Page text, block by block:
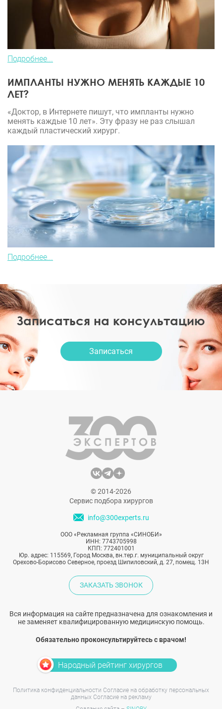
Подробнее...
ИМПЛАНТЫ НУЖНО МЕНЯТЬ КАЖДЫЕ 10
ЛЕТ?
«Доктор, в Интернете пишут, что импланты нужно
менять каждые 10 лет». Эту фразу не раз слышал
каждый пластический хирург.
Подробнее...
Записаться на консультацию
Записаться
© 2014-2026
Сервис подбора хирургов
info@300experts.ru
ООО «Рекламная группа «СИНОБИ»
ИНН: 7743705998
КПП: 772401001
Юр. адрес: 115569, Город Москва, вн.тер.г. муниципальный округ
Орехово-Борисово Северное, проезд Шипиловский, д. 27, помещ. 13Н
ЗАКАЗАТЬ ЗВОНОК
Вся информация на сайте предназначена для ознакомления и
не заменяет квалифицированную медицинскую помощь.
Обязательно проконсультируйтесь с врачом!
Народный рейтинг хирургов
Политика конфиденциальности Согласие на обработку персональных
данных Согласие на рекламу